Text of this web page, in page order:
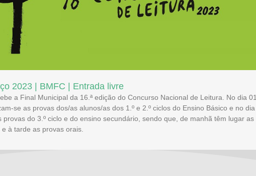
2023 | BMFC | Entrada livre
a Final Municipal da 16.ª edição do Concurso Nacional de Leitura. No dia 01
se as provas dos/as alunos/as dos 1.º e 2.º ciclos do Ensino Básico e no dia
provas do 3.º ciclo e do ensino secundário, sendo que, de manhã têm lugar as
à tarde as provas orais.